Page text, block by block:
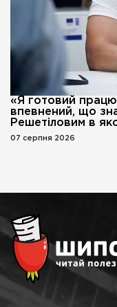
«Я готовий
впевнений, що
Решетіловим в
07 серпня 2026